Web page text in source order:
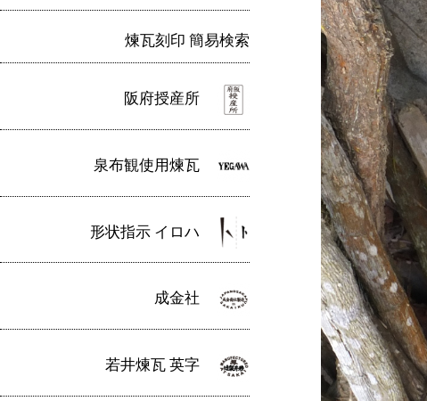
煉瓦刻印 簡易検索
阪府授産所
泉布観使用煉瓦
形状指示 イロハ
成金社
若井煉瓦 英字